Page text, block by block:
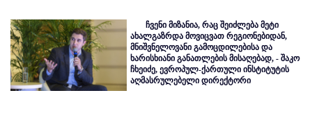
ჩვენი მიზანია, რაც შეიძლება მეტი
ახალგაზრდა მოვიცვათ რეგიონებიდან,
მნიშვნელოვანი გამოცდილებისა და
ხარისხიანი განათლების მისაღებად, - შაკო
ჩხეიძე, ევროპულ-ქართული ინსტიტუტის
აღმასრულებელი დირექტორი